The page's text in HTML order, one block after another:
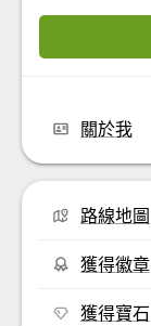
關於我
路線地圖
獲得徽章
獲得寶石